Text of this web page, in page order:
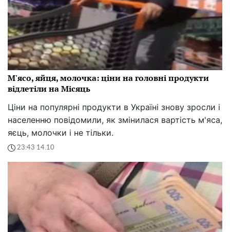
М'ясо, яйця, молочка: ціни на головні продукти
відлетіли на Місяць
Ціни на популярні продукти в Україні знову зросли і
населенню повідомили, як змінилася вартість м'яса,
яєць, молочки і не тільки.
23:43 14.10